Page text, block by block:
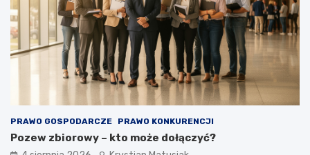
PRAWO GOSPODARCZE PRAWO KONKURENCJI
Pozew zbiorowy – kto może dołączyć?